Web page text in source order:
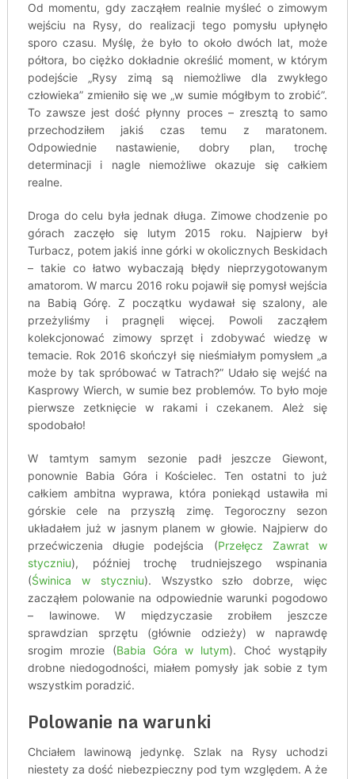
Od momentu, gdy zacząłem realnie myśleć o zimowym
wejściu na Rysy, do realizacji tego pomysłu upłynęło
sporo czasu. Myślę, że było to około dwóch lat, może
półtora, bo ciężko dokładnie określić moment, w którym
podejście „Rysy zimą są niemożliwe dla zwykłego
człowieka” zmieniło się we „w sumie mógłbym to zrobić”.
To zawsze jest dość płynny proces – zresztą to samo
przechodziłem jakiś czas temu z maratonem.
Odpowiednie nastawienie, dobry plan, trochę
determinacji i nagle niemożliwe okazuje się całkiem
realne.
Droga do celu była jednak długa. Zimowe chodzenie po
górach zaczęło się lutym 2015 roku. Najpierw był
Turbacz, potem jakiś inne górki w okolicznych Beskidach
– takie co łatwo wybaczają błędy nieprzygotowanym
amatorom. W marcu 2016 roku pojawił się pomysł wejścia
na Babią Górę. Z początku wydawał się szalony, ale
przeżyliśmy i pragnęli więcej. Powoli zacząłem
kolekcjonować zimowy sprzęt i zdobywać wiedzę w
temacie. Rok 2016 skończył się nieśmiałym pomysłem „a
może by tak spróbować w Tatrach?” Udało się wejść na
Kasprowy Wierch, w sumie bez problemów. To było moje
pierwsze zetknięcie w rakami i czekanem. Ależ się
spodobało!
W tamtym samym sezonie padł jeszcze Giewont,
ponownie Babia Góra i Kościelec. Ten ostatni to już
całkiem ambitna wyprawa, która poniekąd ustawiła mi
górskie cele na przyszłą zimę. Tegoroczny sezon
układałem już w jasnym planem w głowie. Najpierw do
przećwiczenia długie podejścia (Przełęcz Zawrat w
styczniu), później trochę trudniejszego wspinania
(Świnica w styczniu). Wszystko szło dobrze, więc
zacząłem polowanie na odpowiednie warunki pogodowo
– lawinowe. W międzyczasie zrobiłem jeszcze
sprawdzian sprzętu (głównie odzieży) w naprawdę
srogim mrozie (Babia Góra w lutym). Choć wystąpiły
drobne niedogodności, miałem pomysły jak sobie z tym
wszystkim poradzić.
Polowanie na warunki
Chciałem lawinową jedynkę. Szlak na Rysy uchodzi
niestety za dość niebezpieczny pod tym względem. A że